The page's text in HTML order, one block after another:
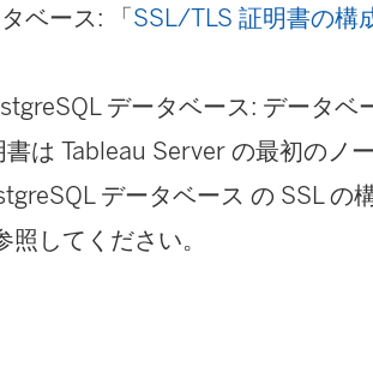
新
い
ウ
ィ
ベース: 「SSL/TLS 証明書の構
データベース: データベ
書は Tableau Server の最初のノ
データベース の SSL の
照してください。